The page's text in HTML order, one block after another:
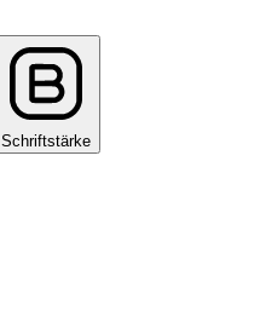
Schriftstärke